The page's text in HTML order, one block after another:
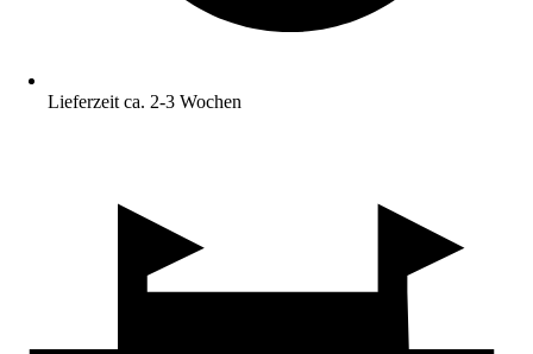
Lieferzeit ca. 2-3 Wochen